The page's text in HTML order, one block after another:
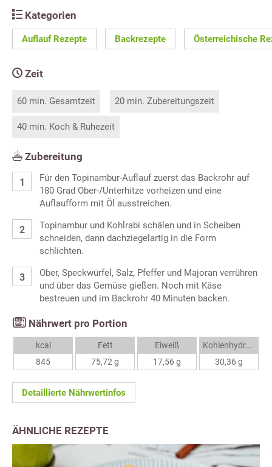
Kategorien
Auflauf Rezepte Backrezepte Österreichische
Zeit
60 min. Gesamtzeit 20 min. Zubereitungszeit
40 min. Koch & Ruhezeit
Zubereitung
Für den Topinambur-Auflauf zuerst das Backrohr auf
180 Grad Ober-/Unterhitze vorheizen und eine
Auflaufform mit Öl ausstreichen.
Topinambur und Kohlrabi schälen und in Scheiben
schneiden, dann dachziegelartig in die Form
schlichten.
Ober, Speckwürfel, Salz, Pfeffer und Majoran verrühren
und über das Gemüse gießen. Noch mit Käse
bestreuen und im Backrohr 40 Minuten backen.
Nährwert pro Portion
kcal
845
Fett
75,72 g
Eiweiß
17,56 g
Kohlenhydrate
30,36 g
Detaillierte Nährwertinfos
ÄHNLICHE REZEPTE